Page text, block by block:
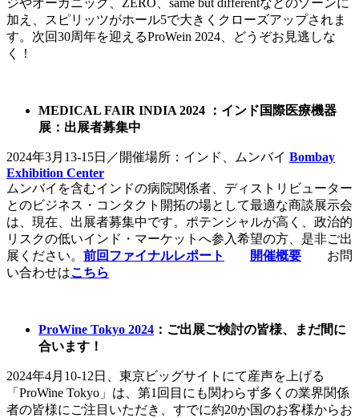
ジやオーガニック、ZERO、same but differentなどのゾーンに
加え、スピリッツがホール5で大きくクローズアップされま
す。次回30周年を迎えるProWein 2024、どうぞお見逃しな
く！
MEDICAL FAIR INDIA 2024 ： インド国際医療機器
展 ： 出展者募集中
2024年3月13-15日／開催場所：インド、ムンバイ Bombay
Exhibition Center
ムンバイを含むインドの病院関係者、ディストリビューター
とのビジネス・コンタクト開拓の場として最適な商談展示会
は、現在、出展者募集中です。ポテンシャルが高く、政治的
リスクの低いインド・マーケットへ参入希望の方、是非ご出
展ください。 前回ファイナルレポート 開催概要 お問
い合わせはこちら
ProWine Tokyo 2024 ：ご出展ご検討の皆様、まだ間に
合います！
2024年4月10-12日、東京ビッグサイトにて産声を上げる
「ProWine Tokyo」は、第1回目にも関わらず多くの業界関係
者の皆様にご注目いただき、すでに約20か国のお客様からお